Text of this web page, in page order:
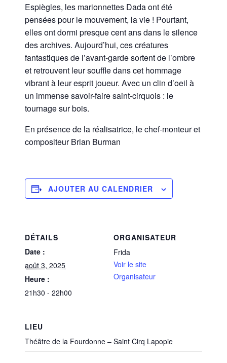
Espiègles, les marionnettes Dada ont été
pensées pour le mouvement, la vie ! Pourtant,
elles ont dormi presque cent ans dans le silence
des archives. Aujourd’hui, ces créatures
fantastiques de l’avant-garde sortent de l’ombre
et retrouvent leur souffle dans cet hommage
vibrant à leur esprit joueur. Avec un clin d’oeil à
un immense savoir-faire saint-cirquois : le
tournage sur bois.
En présence de la réalisatrice, le chef-monteur et
compositeur Brian Burman
AJOUTER AU CALENDRIER
DÉTAILS
Date :
août 3, 2025
Heure :
21h30 - 22h00
ORGANISATEUR
Frida
Voir le site
Organisateur
LIEU
Théâtre de la Fourdonne – Saint Cirq Lapopie